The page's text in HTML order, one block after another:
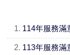
1. 114年服務滿
2. 113年服務滿